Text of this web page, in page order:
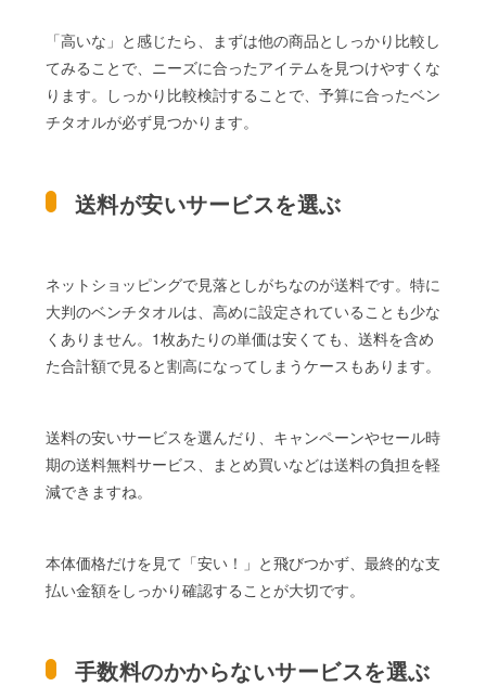
「高いな」と感じたら、まずは他の商品としっかり比較し
てみることで、ニーズに合ったアイテムを見つけやすくな
ります。しっかり比較検討することで、予算に合ったベン
チタオルが必ず見つかります。
送料が安いサービスを選ぶ
ネットショッピングで見落としがちなのが送料です。特に
大判のベンチタオルは、高めに設定されていることも少な
くありません。1枚あたりの単価は安くても、送料を含め
た合計額で見ると割高になってしまうケースもあります。
送料の安いサービスを選んだり、キャンペーンやセール時
期の送料無料サービス、まとめ買いなどは送料の負担を軽
減できますね。
本体価格だけを見て「安い！」と飛びつかず、最終的な支
払い金額をしっかり確認することが大切です。
手数料のかからないサービスを選ぶ